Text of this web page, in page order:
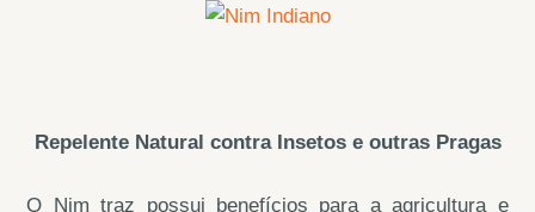
Repelente Natural contra Insetos e outras Pragas
O Nim traz possui benefícios para a agricultura e